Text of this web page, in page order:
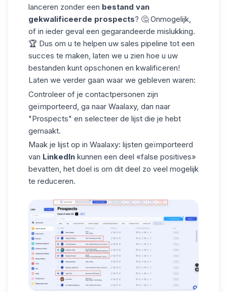
lanceren zonder een bestand van
gekwalificeerde prospects? 🤔 Onmogelijk,
of in ieder geval een gegarandeerde mislukking.
🏆 Dus om u te helpen uw sales pipeline tot een
succes te maken, laten we u zien hoe u uw
bestanden kunt opschonen en kwalificeren!
Laten we verder gaan waar we gebleven waren:
Controleer of je contactpersonen zijn
geïmporteerd, ga naar Waalaxy, dan naar
"Prospects" en selecteer de lijst die je hebt
gemaakt.
Maak je lijst op in Waalaxy: lijsten geïmporteerd
van LinkedIn kunnen een deel «false positives»
bevatten, het doel is om dit deel zo veel mogelijk
te reduceren.